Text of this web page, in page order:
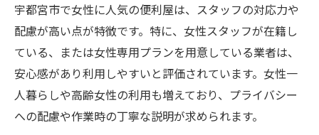
便利屋 宇都宮 サービスの納得料金を探す方
法
引越し時に役立つ便利屋の使い方
便利屋・不用品回収で引越し準備を効率化
宇都宮 便利屋 引越し時の不用品対策法
宇都宮市で女性に人気の便利屋は、スタッフの対応力や
配慮が高い点が特徴です。特に、女性スタッフが在籍し
ている、または女性専用プランを用意している業者は、
安心感があり利用しやすいと評価されています。女性一
人暮らしや高齢女性の利用も増えており、プライバシー
への配慮や作業時の丁寧な説明が求められます。